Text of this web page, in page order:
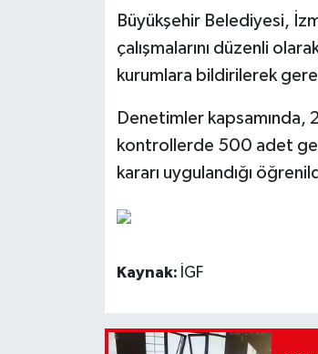
Büyükşehir Belediyesi,
çalışmalarını düzenli
kurumlara bildirilerek
Denetimler kapsamında,
kontrollerde 500 adet
kararı uygulandığı
Kaynak: İGF